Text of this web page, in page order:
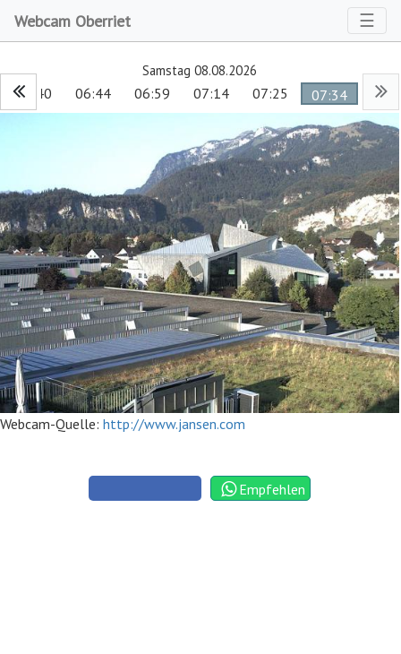
Webcam Oberriet ☰
Samstag 08.08.2026
06:40 06:44 06:59 07:14 07:25 07:34
Webcam-Quelle: http://www.jansen.com
Empfehlen